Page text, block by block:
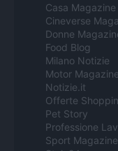
Casa Magazine
Cineverse
Donne
Food Blog
Milano Notizie
Motor Magazine
Notizie.it
Offerte
Pet Story
Professione
Sport Magazine